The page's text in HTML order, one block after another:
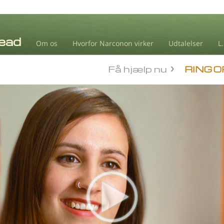
Om os Hvorfor Narconon virker Udtalelser
RING
Få hjælp nu